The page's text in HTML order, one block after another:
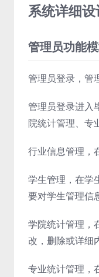
系统详细
管理员功能
管理员登录，管
管理员登录进入
院统计管理、专
行业信息管理，
学生管理，在学
要对学生管理信
学院统计管理，
改，删除或详细
专业统计管理，